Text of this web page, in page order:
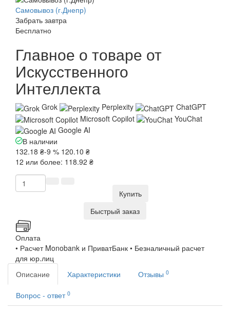
Самовывоз (г.Днепр)
Забрать завтра
Бесплатно
Главное о товаре от
Искусственного
Интеллекта
Grok Perplexity
ChatGPT
Microsoft Copilot
YouChat
Google AI
В наличии
132.18 ₴-9 % 120.10 ₴
12 или более: 118.92 ₴
Купить
Быстрый заказ
Оплата
• Расчет Monobank и ПриватБанк • Безналичный расчет
для юр.лиц
Описание
Характеристики Отзывы 0
Вопрос - ответ 0